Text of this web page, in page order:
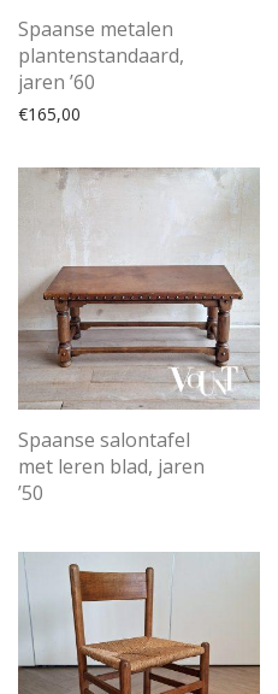
Spaanse metalen
plantenstandaard,
jaren ’60
€165,00
Spaanse salontafel
met leren blad, jaren
’50